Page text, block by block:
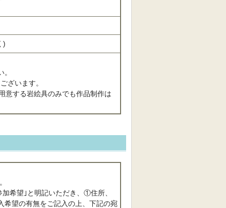
)
ざいます。
意する岩絵具のみでも作品制作は
希望｣と明記いただき、①住所、
望の有無をご記入の上、下記の宛